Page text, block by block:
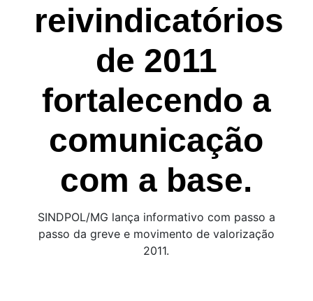
reivindicatórios
de 2011
fortalecendo a
comunicação
com a base.
SINDPOL/MG lança informativo com passo a
passo da greve e movimento de valorização
2011.